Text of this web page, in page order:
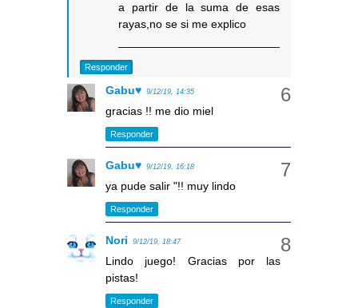
a partir de la suma de esas
rayas,no se si me explico
Responder
Gabu♥ 9/12/19, 14:35
gracias !! me dio miel
Responder
Gabu♥ 9/12/19, 16:18
ya pude salir "!! muy lindo
Responder
Nori 9/12/19, 18:47
Lindo juego! Gracias por las
pistas!
Responder